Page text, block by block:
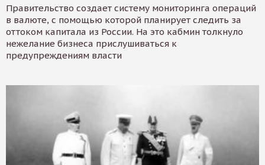
Правительство создает систему мониторинга операций
в валюте, с помощью которой планирует следить за
оттоком капитала из России. На это кабмин толкнуло
нежелание бизнеса прислушиваться к
предупреждениям власти